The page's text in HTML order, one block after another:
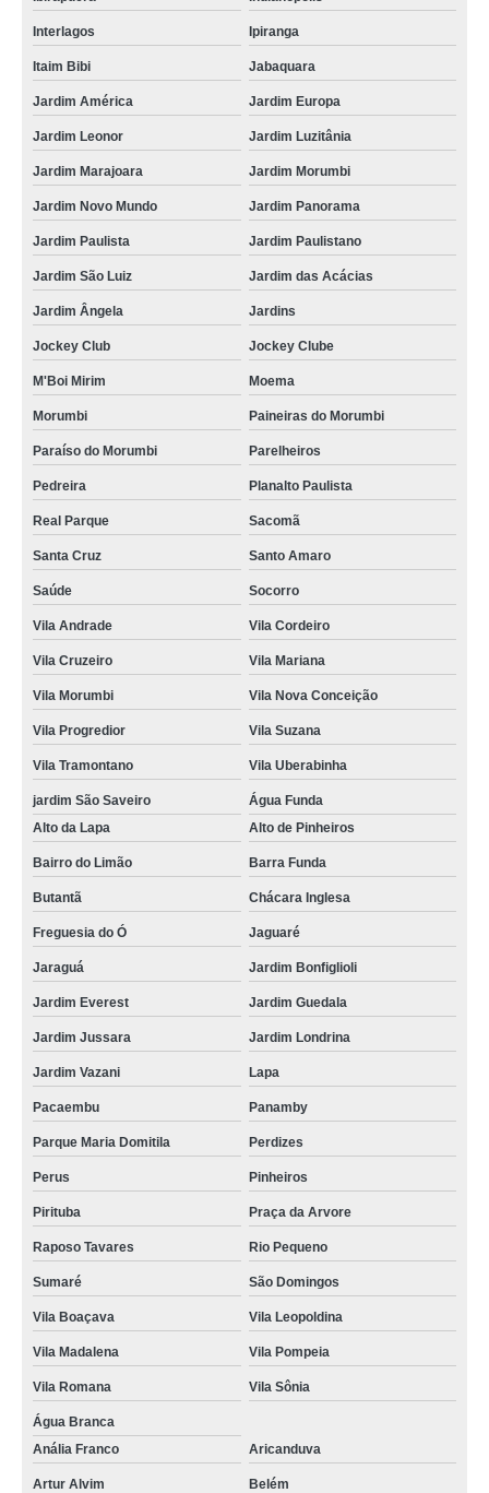
Interlagos Ipiranga
Itaim Bibi Jabaquara
Jardim América Jardim Europa
Jardim Leonor Jardim Luzitânia
Jardim Marajoara Jardim Morumbi
Jardim Novo Mundo Jardim Panorama
Jardim Paulista Jardim Paulistano
Jardim São Luiz Jardim das Acácias
Jardim Ângela Jardins
Jockey Club Jockey Clube
M'Boi Mirim Moema
Morumbi Paineiras do Morumbi
Paraíso do Morumbi Parelheiros
Pedreira Planalto Paulista
Real Parque Sacomã
Santa Cruz Santo Amaro
Saúde Socorro
Vila Andrade Vila Cordeiro
Vila Cruzeiro Vila Mariana
Vila Morumbi Vila Nova Conceição
Vila Progredior Vila Suzana
Vila Tramontano Vila Uberabinha
jardim São Saveiro
Água Funda
Alto da Lapa
Alto de Pinheiros
Bairro do Limão Barra Funda
Butantã Chácara Inglesa
Freguesia do Ó Jaguaré
Jaraguá Jardim Bonfiglioli
Jardim Everest Jardim Guedala
Jardim Jussara Jardim Londrina
Jardim Vazani Lapa
Pacaembu Panamby
Parque Maria Domitila Perdizes
Perus Pinheiros
Pirituba Praça da Arvore
Raposo Tavares Rio Pequeno
Sumaré São Domingos
Vila Boaçava Vila Leopoldina
Vila Madalena Vila Pompeia
Vila Romana Vila Sônia
Água Branca
Anália Franco
Aricanduva
Artur Alvim Belém